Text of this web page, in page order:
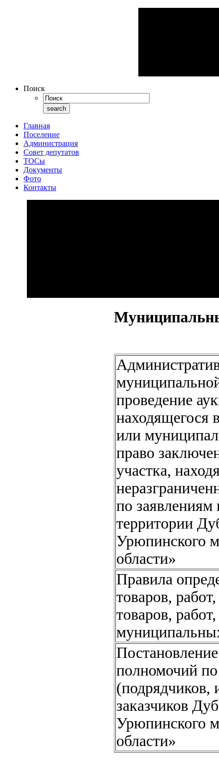
Поиск
Главная
Поселение
Администрация
Совет депутатов
ТОСы
Документы
Фото
Контакты
проведение
находящегося
или
право
участка,
по
территории
Урюпинского
области»
Правила
товаров,
товаров,
полномочий
(подрядчиков,
заказчиков
Урюпинского
области»